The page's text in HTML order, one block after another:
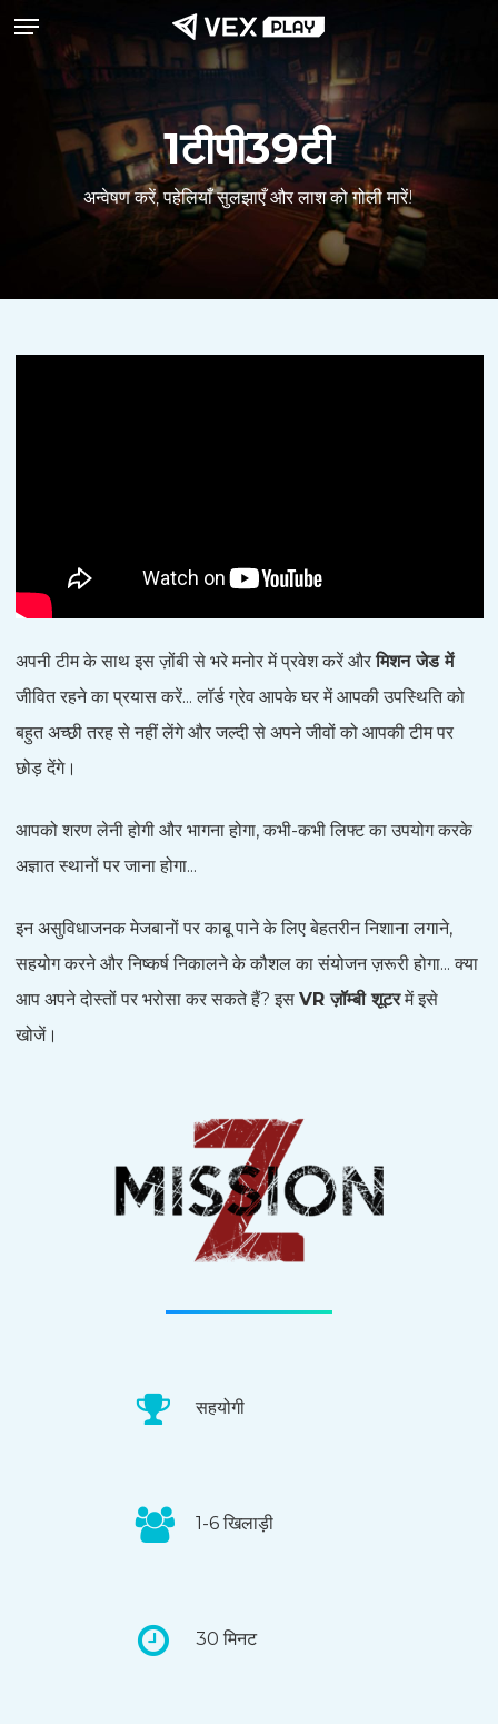
मुख्य
सामग्री
मेनू
1टीपी39टी
अन्वेषण करें, पहेलियाँ सुलझाएँ और लाश को गोली मारें!
सहयोगी
1-6 खिलाड़ी
30 मिनट
अपनी टीम के साथ इस ज़ोंबी से भरे मनोर में प्रवेश करें औरमिशन जेड में
जीवित रहने का प्रयास करें... लॉर्ड ग्रेव आपके घर में आपकी उपस्थिति को
बहुत अच्छी तरह से नहीं लेंगे और जल्दी से अपने जीवों को आपकी टीम पर
छोड़ देंगे।
आपको शरण लेनी होगी और भागना होगा, कभी-कभी लिफ्ट का उपयोग करके
अज्ञात स्थानों पर जाना होगा...
इन असुविधाजनक मेजबानों पर काबू पाने के लिए बेहतरीन निशाना लगाने,
सहयोग करने और निष्कर्ष निकालने के कौशल का संयोजन ज़रूरी होगा... क्या
आप अपने दोस्तों पर भरोसा कर सकते हैं? इस VR ज़ॉम्बी शूटरमें इसे
खोजें।